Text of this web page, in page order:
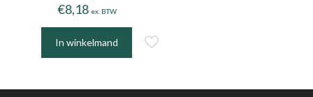
€8,18 ex. BTW
In winkelmand